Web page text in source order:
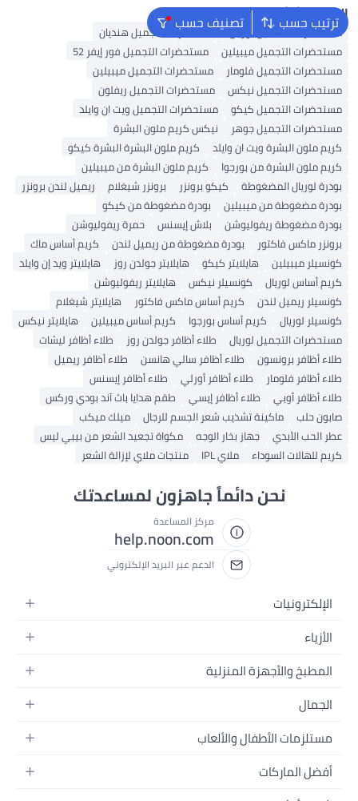
ترتيب حسب تصنيف حسب البحث الشائع
مستحضرات التجميل لوريال
مستحضرات التجميل هنديان
مستحضرات التجميل ميبيلين
مستحضرات التجميل فور إيفر 52
مستحضرات التجميل فلومار
مستحضرات التجميل ميبيلين
مستحضرات التجميل نيكس
مستحضرات التجميل ريفلون
مستحضرات التجميل كيكو
مستحضرات التجميل ويت ان وايلد
مستحضرات التجميل جوهر
نيكس كريم ملون البشرة
كريم ملون البشرة ويت ان وايلد
كريم ملون البشرة البشرة كيكو
كريم ملون البشرة من بورجوا
كريم ملون البشرة من ميبيلين
بودرة لوريال المضغوطة
كيكو برونزر برونزر شيغلام
ريميل لندن برونزر
بودرة مضغوطة من ميبيلين
بودرة مضغوطة من كيكو
بودرة مضغوطة ريفوليوشن
بلاش إيسنس
حمرة ريفوليوشن
برونزر ماكس فاكتور
بودرة مضغوطة من ريميل لندن
كريم أساس ماك
كونسيلر ميبيلين
هايلايتر كيكو هايلايتر جولدن روز
هايلايتر ويد إن وايلد
كريم أساس لوريال
كونسيلر نيكس
هايلايتر ريفوليوشن
كونسيلر ريميل لندن
كريم أساس ماكس فاكتور
هايلايتر شيغلام
كونسيلر لوريال
كريم أساس بورجوا كريم أساس ميبيلين
هايلايتر نيكس
مستحضرات التجميل لوريال
طلاء أظافر جولدن روز
طلاء أظافر ليشات
طلاء أظافر برونسون
طلاء أظافر سالي هانسن
طلاء أظافر ريميل
طلاء أظافر فلومار
طلاء أظافر أورلي
طلاء أظافر إيسنس
طلاء أظافر أوبي
طلاء أظافر إيسي
طقم هدايا باث آند بودي وركس
صابون حلب
ماكينة تشذيب شعر الجسم للرجال
ميلك ميكب
عطر الحب الأبدي
جهاز بخار الوجه
مكواة تجعيد الشعر من بيبي ليس
كريم للهالات السوداء
ملاي IPL منتجات ملاي لإزالة الشعر
نحن دائماً جاهزون لمساعدتك
مركز المساعدة
help.noon.com
الدعم عبر البريد الإلكتروني
الإلكترونيات
الجوالات
اللابتوبات
الأجهزة المنزلية
التلفزيونات
السماعات
ألعاب القيمنق
الأزياء
أزياء نسائية
أزياء البنات
أزياء الأولاد
المجوهرات
المطبخ والأجهزة المنزلية
الحمام
المطبخ والسفرة
أدوات وتحسين المنزل
الجمال
العطور
العناية بالشعر
مستلزمات الأطفال والألعاب
الحفاضات
أفضل الماركات